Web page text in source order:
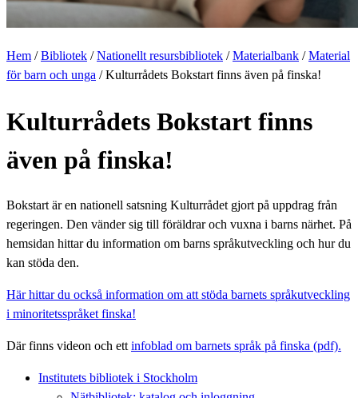
Hem /Bibliotek /Nationellt resursbibliotek /Materialbank /Material
för barn och unga /Kulturrådets Bokstart finns även på finska!
Kulturrådets Bokstart finns
även på finska!
Bokstart är en nationell satsning Kulturrådet gjort på uppdrag från
regeringen. Den vänder sig till föräldrar och vuxna i barns närhet. På
hemsidan hittar du information om barns språkutveckling och hur du
kan stöda den.
Här hittar du också information om att stöda barnets språkutveckling
i minoritetsspråket finska!
Där finns videon och ett infoblad om barnets språk på finska (pdf).
Institutets bibliotek i Stockholm